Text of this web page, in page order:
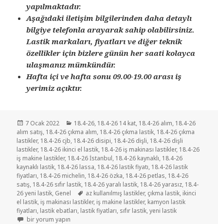
yapılmaktadır.
Aşağıdaki iletişim bilgilerinden daha detaylı
bilgiye telefonla arayarak sahip olabilirsiniz.
Lastik markaları, fiyatları ve diğer teknik
özellikler için bizlere günün her saati kolayca
ulaşmanız mümkündür.
Hafta içi ve hafta sonu 09.00-19.00 arası iş
yerimiz açıktır.
Yayın
tarihi
7 Ocak 2022 Kategoriler
18.4-26, 18.4-26 14 kat, 18.4-26 alım, 18.4-26
alım satış, 18.4-26 çıkma alım, 18.4-26 çıkma lastik, 18.4-26 çıkma
lastikler, 18.4-26 cjb, 18.4-26 disipi, 18.4-26 dişli, 18.4-26 dişli
lastikler, 18.4-26 ikinci el lastik, 18.4-26 iş makinası lastikler, 18.4-26
iş makine lastikler, 18.4-26 İstanbul, 18.4-26 kaynaklı, 18.4-26
kaynaklı lastik, 18.4-26 lassa, 18.4-26 lastik fiyatı, 18.4-26 lastik
fiyatları, 18.4-26 michelin, 18.4-26 özka, 18.4-26 petlas, 18.4-26
satış, 18.4-26 sıfır lastik, 18.4-26 yaralı lastik, 18.4-26 yarasız, 18.4-
26 yeni lastik, Genel Etiketler
az kullanılmış lastikler, çıkma lastik, ikinci
el lastik, iş makinası lastikler, iş makine lastikler, kamyon lastik
fiyatları, lastik ebatları, lastik fiyatları, sıfır lastik,yeni lastik
18.4-26 DİŞLİ LASTİKLER için
bir yorum yapın